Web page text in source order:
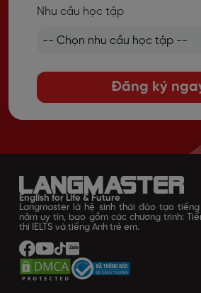
Nhu cầu học tập
Đăng ký
English for Life & Future
Langmaster là hệ sinh thái đào tạo
năm uy tín, bao gồm các chương trình:
thi IELTS và tiếng Anh trẻ em.